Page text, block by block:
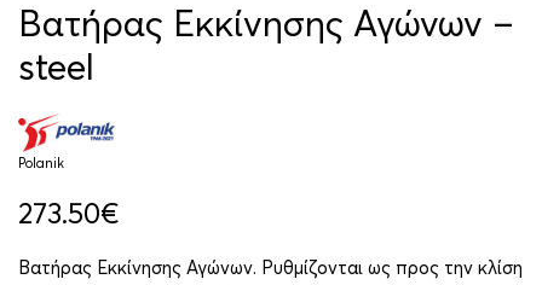
Βατήρας Εκκίνησης Αγώνων –
steel
Polanik
273.50€
Βατήρας Εκκίνησης Αγώνων. Ρυθμίζονται ως προς την κλίση